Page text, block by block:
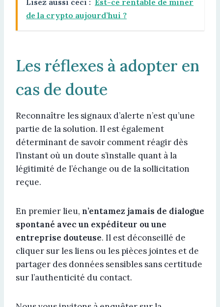
de la crypto aujourd’hui ?
Les réflexes à adopter en
cas de doute
Reconnaître les signaux d’alerte n’est qu’une
partie de la solution. Il est également
déterminant de savoir comment réagir dès
l’instant où un doute s’installe quant à la
légitimité de l’échange ou de la sollicitation
reçue.
En premier lieu, n’entamez jamais de dialogue
spontané avec un expéditeur ou une
entreprise douteuse. Il est déconseillé de
cliquer sur les liens ou les pièces jointes et de
partager des données sensibles sans certitude
sur l’authenticité du contact.